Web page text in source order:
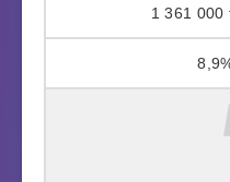
1 361 000